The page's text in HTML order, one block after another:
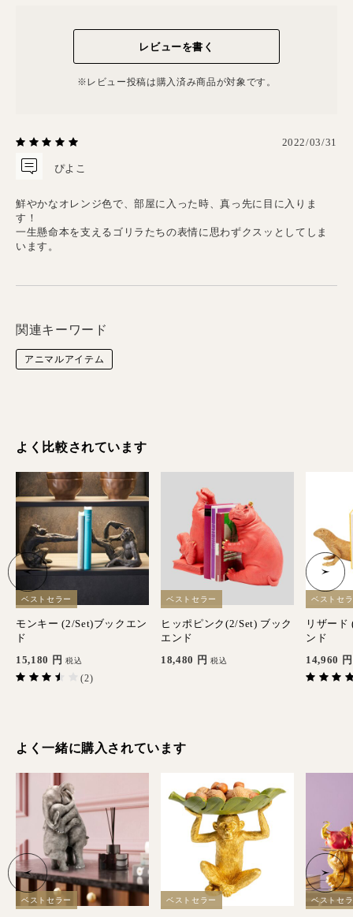
レビューを書く
※レビュー投稿は購⼊済み商品が対象です。
2022/03/31
ぴよこ
鮮やかなオレンジ色で、部屋に入った時、真っ先に目に入りま
す！
一生懸命本を支えるゴリラたちの表情に思わずクスッとしてしま
います。
関連キーワード
アニマルアイテム
よく比較されています
ベストセラー
モンキー (2/Set)ブックエン
ド
15,180 円 税込
(2)
ベストセラー
ヒッポピンク(2/Set) ブック
エンド
18,480 円 税込
ベストセ
リザード
ンド
14,960 円
よく一緒に購入されています
ベストセラー ベストセラー ベストセ